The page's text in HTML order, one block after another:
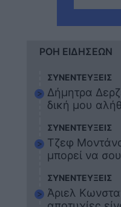
ΡΟΗ ΕΙΔΗΣΕΩΝ
ΣΥΝΕΝΤΕΥΞΕΙΣ
Δήμητρα
δική μου
ΣΥΝΕΝΤΕΥΞΕΙΣ
Τζεφ
μπορεί να σου
ΣΥΝΕΝΤΕΥΞΕΙΣ
Άριελ